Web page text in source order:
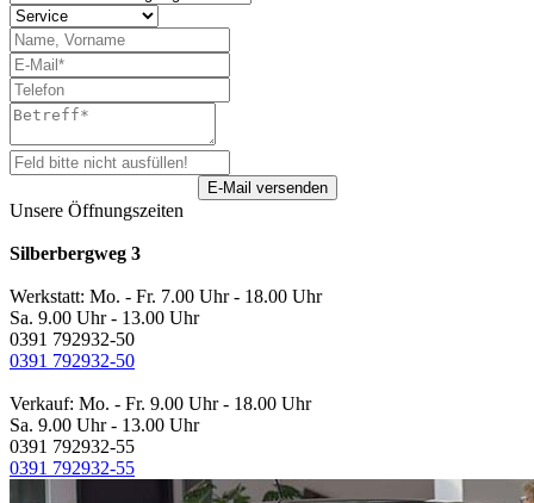
Unsere Öffnungszeiten
Silberbergweg 3
Werkstatt: Mo. - Fr. 7.00 Uhr - 18.00 Uhr
Sa. 9.00 Uhr - 13.00 Uhr
0391 792932-50
0391 792932-50
Verkauf: Mo. - Fr. 9.00 Uhr - 18.00 Uhr
Sa. 9.00 Uhr - 13.00 Uhr
0391 792932-55
0391 792932-55